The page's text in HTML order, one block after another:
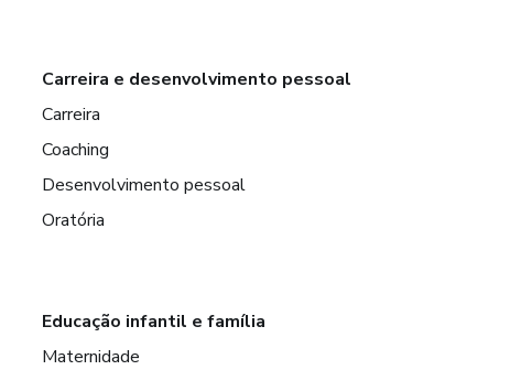
Carreira e desenvolvimento pessoal
Carreira
Coaching
Desenvolvimento pessoal
Oratória
Educação infantil e família
Maternidade